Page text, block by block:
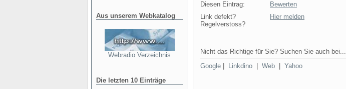
Aus unserem Webkatalog
Webradio Verzeichnis
Die letzten 10 Einträge
Diesen Eintrag:
Bewerten
Link defekt?
Regelverstoss?
Hier melden
Nicht das Richtige für Sie? Suchen Sie auch bei...
Google
Linkdino Web Yahoo